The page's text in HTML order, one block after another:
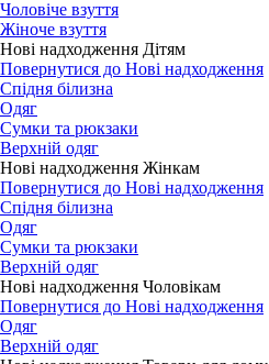
Чоловіче взуття
Жіноче взуття
Нові надходження Дітям
Повернутися до Нові надходження
Спідня білизна
Одяг
Сумки та рюкзаки
Верхній одяг
Нові надходження Жінкам
Повернутися до Нові надходження
Спідня білизна
Одяг
Сумки та рюкзаки
Верхній одяг
Нові надходження Чоловікам
Повернутися до Нові надходження
Одяг
Верхній одяг